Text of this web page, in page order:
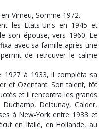
Vimeu, Somme 1972.
les Etats-Unis en 1945 et
son épouse, vers 1960. Le
avec sa famille après une
de retrouver le calme
1927 à 1933, il compléta sa
et Ozenfant. Son talent, tôt
et il rencontra les grands
Delaunay, Calder,
à New-York entre 1933 et
en Italie, en Hollande, au